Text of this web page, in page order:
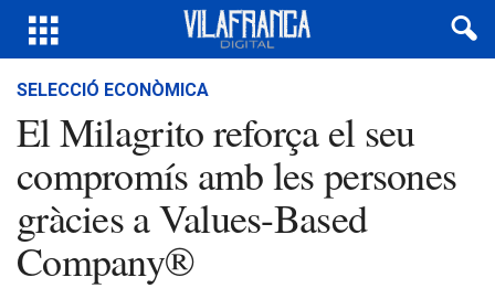
SELECCIÓ ECONÒMICA
El Milagrito reforça el seu
compromís amb les persones
gràcies a Values-Based
Company®